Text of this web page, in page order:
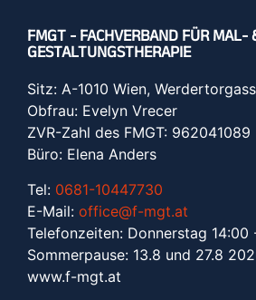
FMGT - FACHVERBAND FÜR MAL-
GESTALTUNGSTHERAPIE
Sitz: A-1010 Wien,
Obfrau: Evelyn Vrecer
ZVR-Zahl des FMGT: 962041089
Büro: Elena Anders
Tel: 0681-10447730
E-Mail: office@f-mgt.at
Telefonzeiten: Donnerstag 14:00
Sommerpause: 13.8 und 27.8
www.f-mgt.at